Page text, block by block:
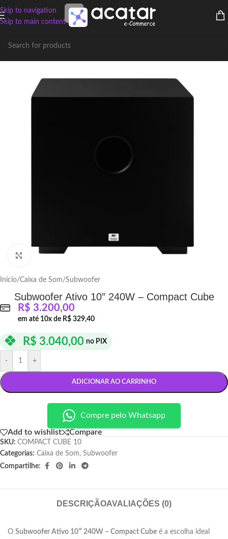
Skip to navigation
Skip to main content
Click to enlarge
Início/Caixa de Som/Subwoofer
Subwoofer Ativo 10″ 240W – Compact Cube
R$ 3.200,00
em até 10x de R$ 329,40
R$ 3.040,00 no PIX
- +
ADICIONAR AO CARRINHO
Compre pelo Whatsapp
Add to wishlist Compare
SKU: COMPACT CUBE 10
Categorias: Caixa de Som, Subwoofer
Compartilhe:
DESCRIÇÃOAVALIAÇÕES (0)
O Subwoofer Ativo 10″ 240W – Compact Cube é a escolha ideal